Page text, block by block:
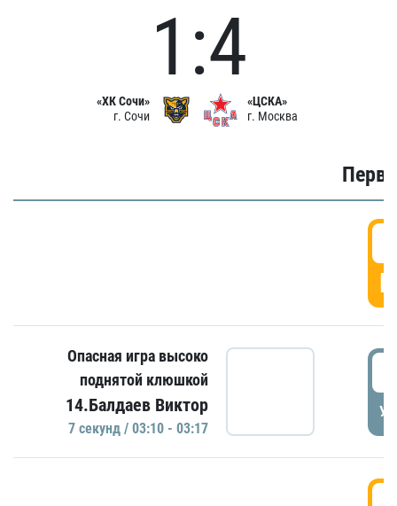
«ХК Сочи»
г. Сочи
1:4
«ЦСКА»
г. Москва
Опасная игра высоко
поднятой клюшкой
14.Балдаев Виктор
7 секунд / 03:10 - 03:17